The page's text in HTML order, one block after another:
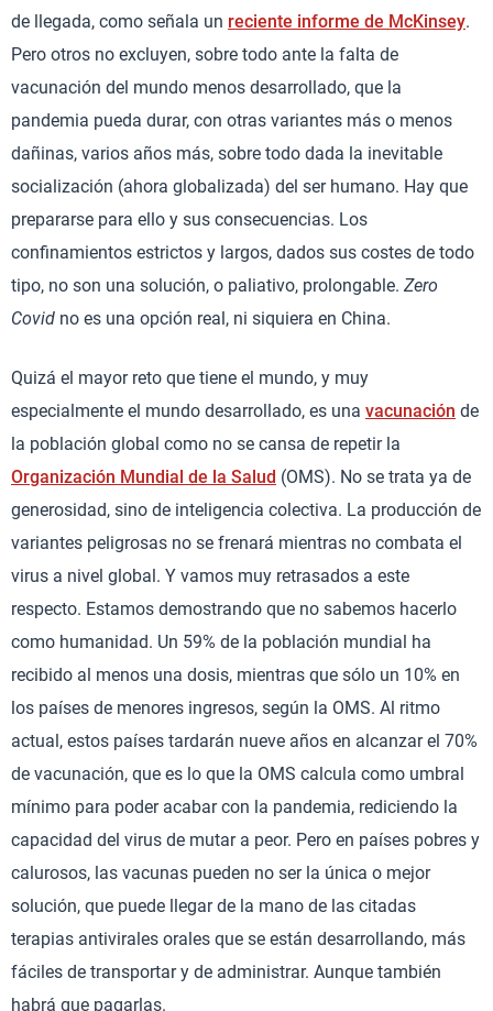
de llegada, como señala un reciente informe de McKinsey.
Pero otros no excluyen, sobre todo ante la falta de
vacunación del mundo menos desarrollado, que la
pandemia pueda durar, con otras variantes más o menos
dañinas, varios años más, sobre todo dada la inevitable
socialización (ahora globalizada) del ser humano. Hay que
prepararse para ello y sus consecuencias. Los
confinamientos estrictos y largos, dados sus costes de todo
tipo, no son una solución, o paliativo, prolongable. Zero
Covid no es una opción real, ni siquiera en China.
Quizá el mayor reto que tiene el mundo, y muy
especialmente el mundo desarrollado, es una vacunación de
la población global como no se cansa de repetir la
Organización Mundial de la Salud (OMS). No se trata ya de
generosidad, sino de inteligencia colectiva. La producción de
variantes peligrosas no se frenará mientras no combata el
virus a nivel global. Y vamos muy retrasados a este
respecto. Estamos demostrando que no sabemos hacerlo
como humanidad. Un 59% de la población mundial ha
recibido al menos una dosis, mientras que sólo un 10% en
los países de menores ingresos, según la OMS. Al ritmo
actual, estos países tardarán nueve años en alcanzar el 70%
de vacunación, que es lo que la OMS calcula como umbral
mínimo para poder acabar con la pandemia, rediciendo la
capacidad del virus de mutar a peor. Pero en países pobres y
calurosos, las vacunas pueden no ser la única o mejor
solución, que puede llegar de la mano de las citadas
terapias antivirales orales que se están desarrollando, más
fáciles de transportar y de administrar. Aunque también
habrá que pagarlas.